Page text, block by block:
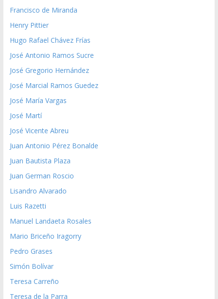
Francisco de Miranda
Henry Pittier
Hugo Rafael Chávez Frías
José Antonio Ramos Sucre
José Gregorio Hernández
José Marcial Ramos Guedez
José María Vargas
José Martí
José Vicente Abreu
Juan Antonio Pérez Bonalde
Juan Bautista Plaza
Juan German Roscio
Lisandro Alvarado
Luis Razetti
Manuel Landaeta Rosales
Mario Briceño Iragorry
Pedro Grases
Simón Bolívar
Teresa Carreño
Teresa de la Parra